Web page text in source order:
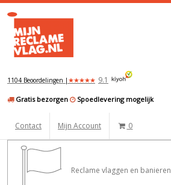
1104 Beoordelingen | ★★★★★ 9.1
Gratis bezorgen Spoedlevering mogelijk
Contact Mijn Account 0
Reclame vlaggen en banieren